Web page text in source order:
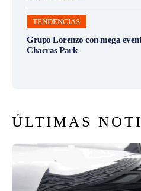
TENDENCIAS
Grupo Lorenzo con mega
Chacras Park
ÚLTIMAS